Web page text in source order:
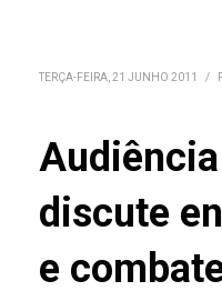
TERÇA-FEIRA, 21 JUNHO 2011 /
discute
e